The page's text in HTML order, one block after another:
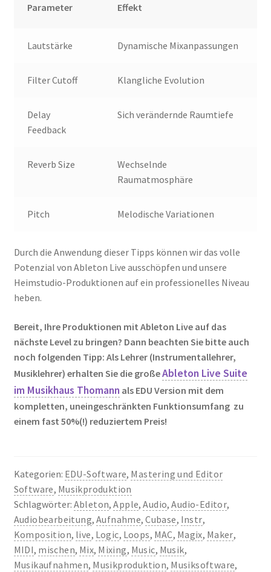
Parameter Effekt
Lautstärke Dynamische Mixanpassungen
Filter Cutoff Klangliche Evolution
Delay
Feedback
Sich verändernde Raumtiefe
Reverb Size
Wechselnde
Raumatmosphäre
Pitch Melodische Variationen
Durch die Anwendung dieser Tipps können wir das volle
Potenzial von Ableton Live ausschöpfen und unsere
Heimstudio-Produktionen auf ein professionelles Niveau
heben.
Bereit, Ihre Produktionen mit Ableton Live auf das
nächste Level zu bringen? Dann beachten Sie bitte auch
noch folgenden Tipp: Als Lehrer (Instrumentallehrer,
Musiklehrer) erhalten Sie die großeAbleton Live Suite
im Musikhaus Thomann als EDU Version mit dem
kompletten, uneingeschränkten Funktionsumfang zu
einem fast 50%(!) reduziertem Preis!
Kategorien: EDU-Software, Mastering und Editor
Software, Musikproduktion
Schlagwörter: Ableton,Apple,Audio,Audio-Editor,
Audiobearbeitung,Aufnahme,Cubase, Instr,
Komposition, live, Logic, Loops, MAC, Magix, Maker,
MIDI, mischen, Mix, Mixing, Music, Musik,
Musikaufnahmen, Musikproduktion, Musiksoftware,